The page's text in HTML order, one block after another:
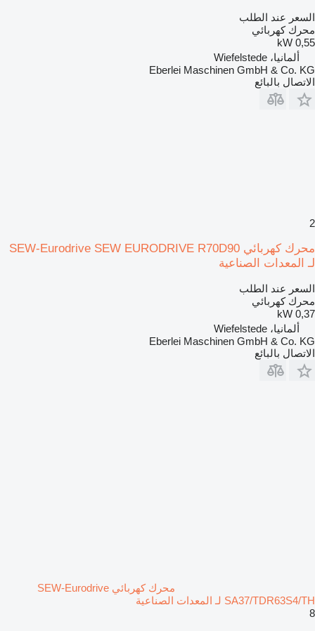
السعر عند الطلب
محرك كهربائي
0,55 kW
ألمانيا، Wiefelstede
Eberlei Maschinen GmbH & Co. KG
الاتصال بالبائع
2
محرك كهربائي SEW-Eurodrive SEW EURODRIVE R70D90
لـ المعدات الصناعية
السعر عند الطلب
محرك كهربائي
0,37 kW
ألمانيا، Wiefelstede
Eberlei Maschinen GmbH & Co. KG
الاتصال بالبائع
محرك كهربائي SEW-Eurodrive
SA37/TDR63S4/TH لـ المعدات الصناعية
8